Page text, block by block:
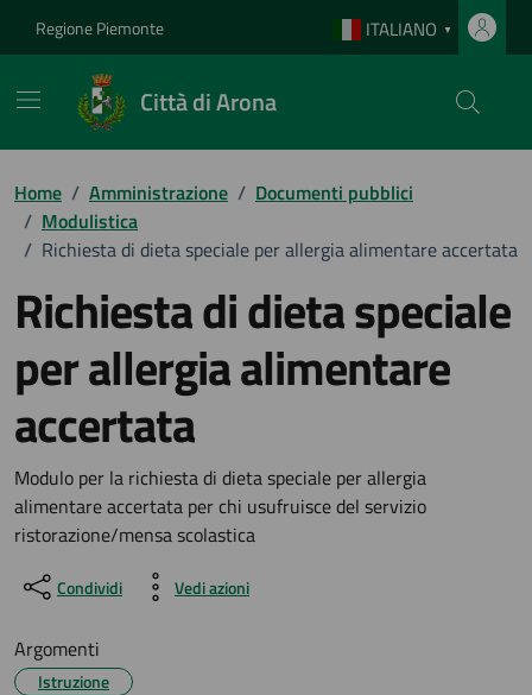
Regione Piemonte ITALIANO ▼
Città di Arona
Home / Amministrazione / Documenti pubblici
/ Modulistica
/ Richiesta di dieta speciale per allergia alimentare accertata
Richiesta di dieta speciale
per allergia alimentare
accertata
Dettagli del documento
Modulo per la richiesta di dieta speciale per allergia
alimentare accertata per chi usufruisce del servizio
ristorazione/mensa scolastica
Condividi Vedi azioni
Argomenti
Istruzione